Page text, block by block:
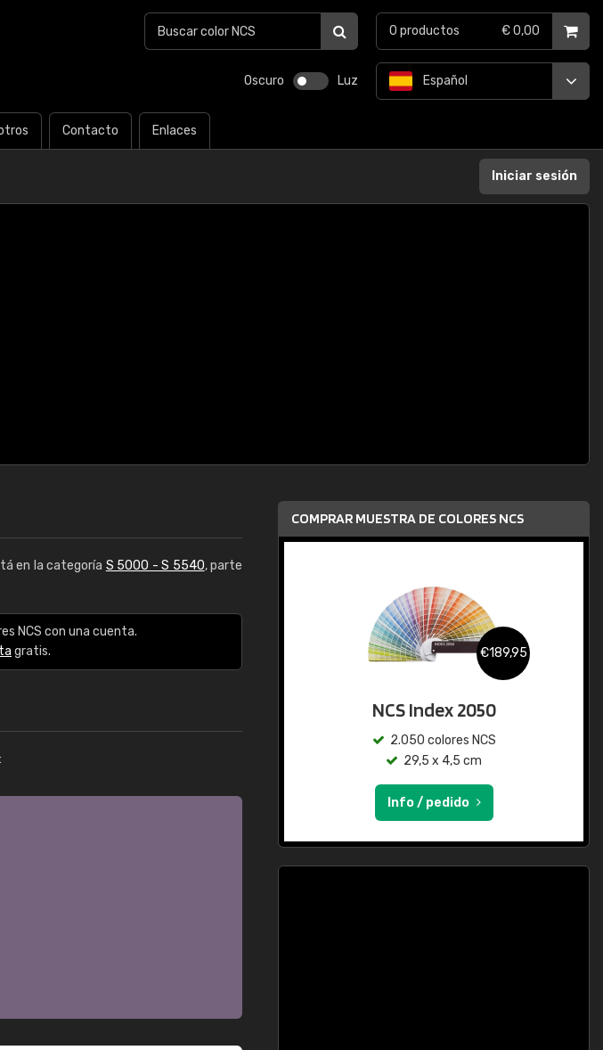
Oscuro Luz
Contacto Enlaces
Español
0 productos € 0,00
Iniciar sesión
en la categoría S 5000 - S 5540, parte
NCS con una cuenta.
gratis.
COMPRAR MUESTRA DE COLORES NCS
€189,95
NCS Index 2050
2.050 colores NCS
29,5 x 4,5 cm
Info / pedido